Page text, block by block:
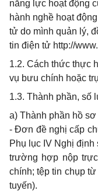
năng lực hoạt động
hành nghề hoạt
tử do mình quản lý,
tin điện tử http://
1.2. Cách thức thực
vụ bưu chính hoặc
1.3. Thành phần, số
a) Thành phần hồ sơ
- Đơn đề nghị cấp
Phụ lục IV Nghị định
trường hợp nộp
chính; tệp tin chụp
tuyến).